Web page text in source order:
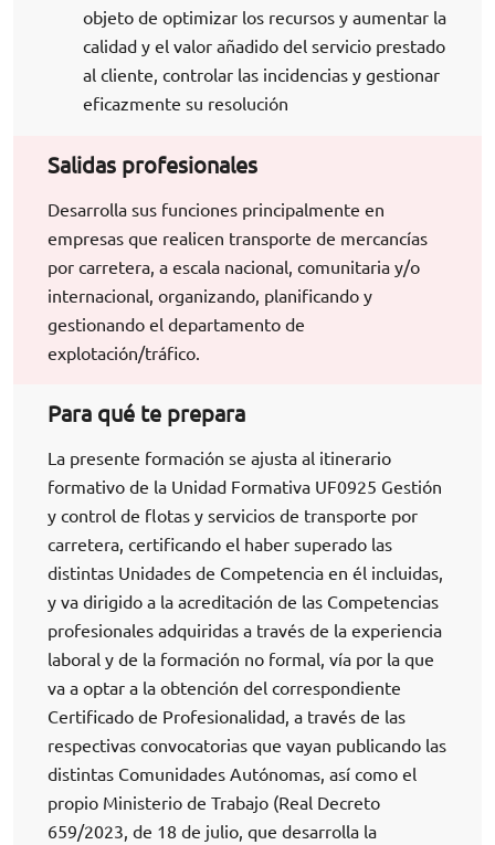
objeto de optimizar los recursos y aumentar la
calidad y el valor añadido del servicio prestado
al cliente, controlar las incidencias y gestionar
eficazmente su resolución
Salidas profesionales
Desarrolla sus funciones principalmente en
empresas que realicen transporte de mercancías
por carretera, a escala nacional, comunitaria y/o
internacional, organizando, planificando y
gestionando el departamento de
explotación/tráfico.
Para qué te prepara
La presente formación se ajusta al itinerario
formativo de la Unidad Formativa UF0925 Gestión
y control de flotas y servicios de transporte por
carretera, certificando el haber superado las
distintas Unidades de Competencia en él incluidas,
y va dirigido a la acreditación de las Competencias
profesionales adquiridas a través de la experiencia
laboral y de la formación no formal, vía por la que
va a optar a la obtención del correspondiente
Certificado de Profesionalidad, a través de las
respectivas convocatorias que vayan publicando las
distintas Comunidades Autónomas, así como el
propio Ministerio de Trabajo (Real Decreto
659/2023, de 18 de julio, que desarrolla la